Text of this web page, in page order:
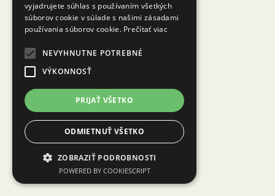
vyjadrujete súhlas s používaním všetkých
súborov cookie v súlade s našimi zásadami
používania súborov cookie. Prečítať viac
NEVYHNUTNE POTREBNÉ
VÝKONNOSŤ
PRIJAŤ VŠETKO
ODMIETNUŤ VŠETKO
ZOBRAZIŤ PODROBNOSTI
POWERED BY COOKIESCRIPT